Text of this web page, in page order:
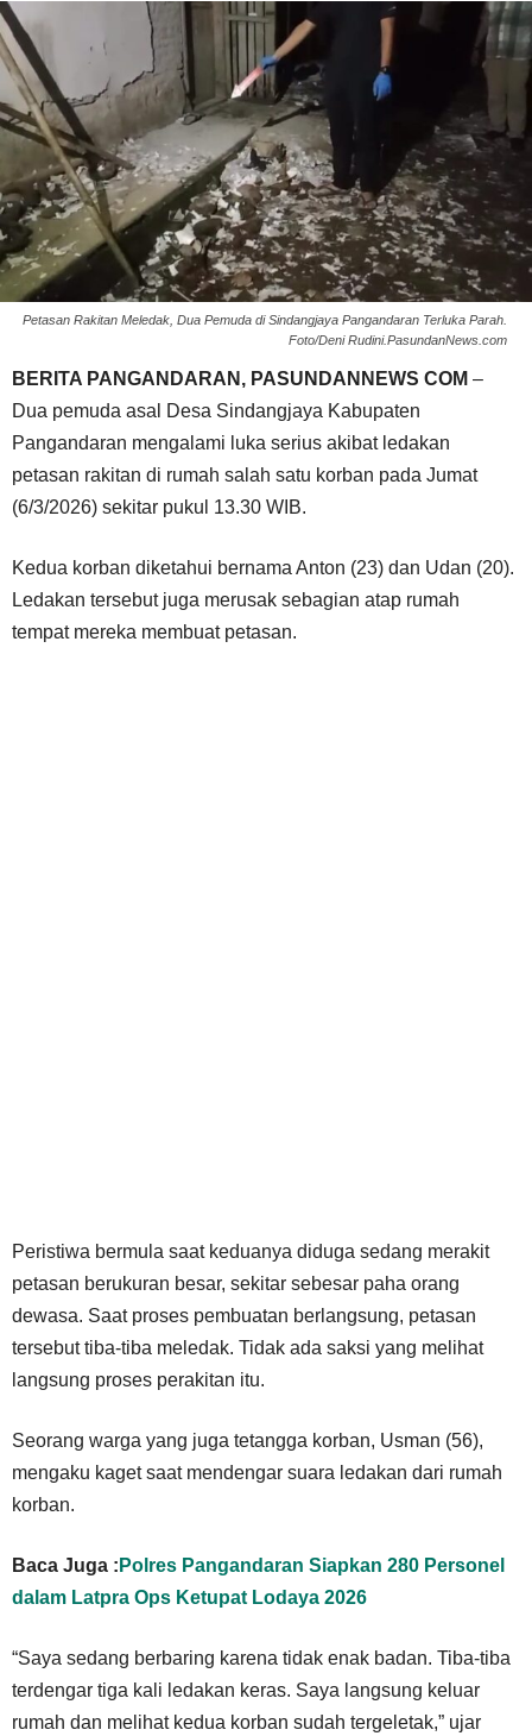
Petasan Rakitan Meledak, Dua Pemuda di Sindangjaya Pangandaran Terluka Parah.
Foto/Deni Rudini.PasundanNews.com
BERITA PANGANDARAN, PASUNDANNEWS COM –
Dua pemuda asal Desa Sindangjaya Kabupaten
Pangandaran mengalami luka serius akibat ledakan
petasan rakitan di rumah salah satu korban pada Jumat
(6/3/2026) sekitar pukul 13.30 WIB.
Kedua korban diketahui bernama Anton (23) dan Udan (20).
Ledakan tersebut juga merusak sebagian atap rumah
tempat mereka membuat petasan.
Peristiwa bermula saat keduanya diduga sedang merakit
petasan berukuran besar, sekitar sebesar paha orang
dewasa. Saat proses pembuatan berlangsung, petasan
tersebut tiba-tiba meledak. Tidak ada saksi yang melihat
langsung proses perakitan itu.
Seorang warga yang juga tetangga korban, Usman (56),
mengaku kaget saat mendengar suara ledakan dari rumah
korban.
Baca Juga : Polres Pangandaran Siapkan 280 Personel
dalam Latpra Ops Ketupat Lodaya 2026
“Saya sedang berbaring karena tidak enak badan. Tiba-tiba
terdengar tiga kali ledakan keras. Saya langsung keluar
rumah dan melihat kedua korban sudah tergeletak,” ujar